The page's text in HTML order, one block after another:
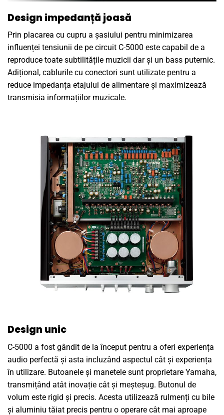
Design impedanță joasă
Prin placarea cu cupru a șasiului pentru minimizarea
influenței tensiunii de pe circuit C-5000 este capabil de a
reproduce toate subtilitățile muzicii dar și un bass puternic.
Adițional, cablurile cu conectori sunt utilizate pentru a
reduce impedanța etajului de alimentare și maximizează
transmisia informațiilor muzicale.
Design unic
C-5000 a fost gândit de la început pentru a oferi experiența
audio perfectă și asta incluzând aspectul cât și experiența
în utilizare. Butoanele și manetele sunt proprietare Yamaha,
transmițând atât inovație cât și meșteșug. Butonul de
volum este rigid și precis. Acesta utilizează rulmenți cu bile
și aluminiu tăiat precis pentru o operare cât mai aproape